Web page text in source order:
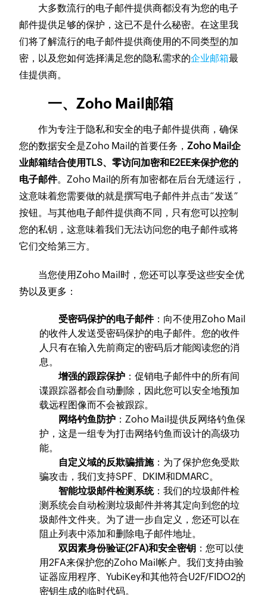
大多数流行的电子邮件提供商都没有为您的电子
邮件提供足够的保护，这已不是什么秘密。在这里我
们将了解流行的电子邮件提供商使用的不同类型的加
密，以及您如何选择满足您的隐私需求的企业邮箱最
佳提供商。
一、Zoho Mail邮箱
作为专注于隐私和安全的电子邮件提供商，确保
您的数据安全是Zoho Mail的首要任务，Zoho Mail企
业邮箱结合使用TLS、零访问加密和E2EE来保护您的
电子邮件。Zoho Mail的所有加密都在后台无缝运行，
这意味着您需要做的就是撰写电子邮件并点击“发送”
按钮。与其他电子邮件提供商不同，只有您可以控制
您的私钥，这意味着我们无法访问您的电子邮件或将
它们交给第三方。
当您使用Zoho Mail时，您还可以享受这些安全优
势以及更多：
受密码保护的电子邮件：向不使用Zoho Mail
的收件人发送受密码保护的电子邮件。您的收件
人只有在输入先前商定的密码后才能阅读您的消
息。
增强的跟踪保护 ：促销电子邮件中的所有间
谍跟踪器都会自动删除，因此您可以安全地预加
载远程图像而不会被跟踪。
网络钓鱼防护 ：Zoho Mail提供反网络钓鱼保
护，这是一组专为打击网络钓鱼而设计的高级功
能。
自定义域的反欺骗措施：为了保护您免受欺
骗攻击，我们支持SPF、DKIM和DMARC。
智能垃圾邮件检测系统：我们的垃圾邮件检
测系统会自动检测垃圾邮件并将其定向到您的垃
圾邮件文件夹。为了进一步自定义，您还可以在
阻止列表中添加和删除电子邮件地址。
双因素身份验证(2FA)和安全密钥 ：您可以使
用2FA来保护您的Zoho Mail帐户。我们支持由验
证器应用程序、YubiKey和其他符合U2F/FIDO2的
密钥生成的临时代码。